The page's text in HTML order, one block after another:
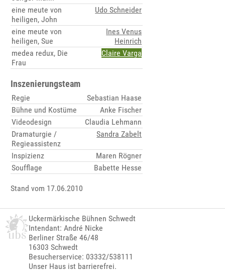
eine meute von
heiligen, John
Udo Schneider
eine meute von
heiligen, Sue
Ines Venus
Heinrich
medea redux, Die
Frau
Claire Varga
Inszenierungsteam
Regie
Sebastian Haase
Bühne und Kostüme
Anke Fischer
Videodesign
Claudia Lehmann
Dramaturgie /
Regieassistenz
Sandra Zabelt
Inspizienz
Maren Rögner
Soufflage
Babette Hesse
Stand vom 17.06.2010
Uckermärkische Bühnen Schwedt
Intendant: André Nicke
Berliner Straße 46/48
16303 Schwedt
Besucherservice: 03332/538111
Unser Haus ist barrierefrei.